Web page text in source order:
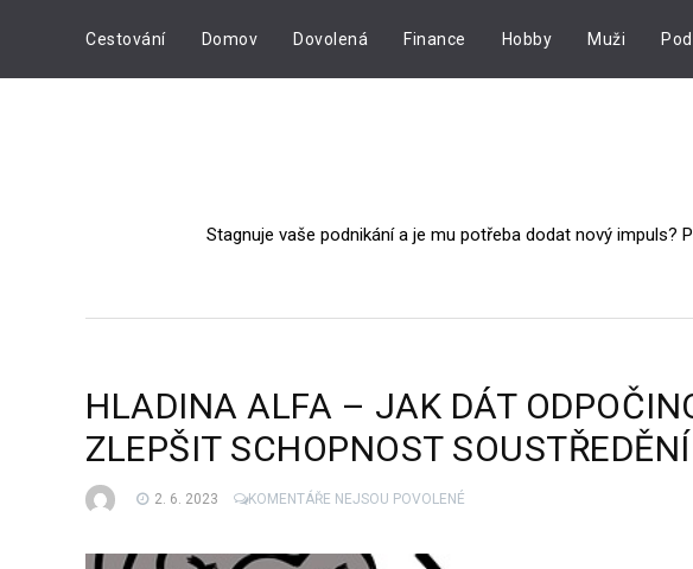
Cestování Domov Dovolená Finance Hobby Muži
Stagnuje vaše podnikání a je mu potřeba dodat nový impuls?
HLADINA ALFA – JAK DÁT
ZLEPŠIT SCHOPNOST
2. 6. 2023 KOMENTÁŘE NEJSOU POVOLENÉ